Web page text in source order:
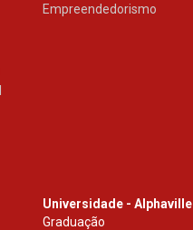
Empreendedorismo
Universidade - Alphaville
Graduação